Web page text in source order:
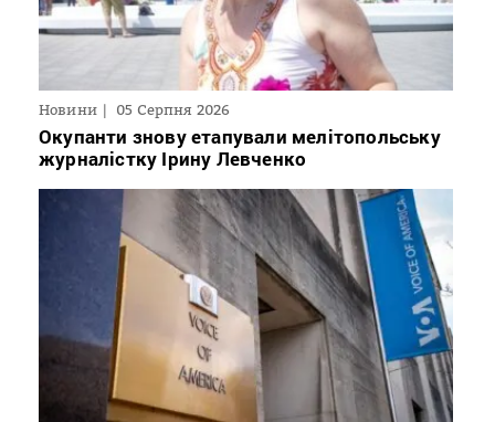
Новини 05 Серпня 2026
Окупанти знову етапували мелітопольську
журналістку Ірину Левченко